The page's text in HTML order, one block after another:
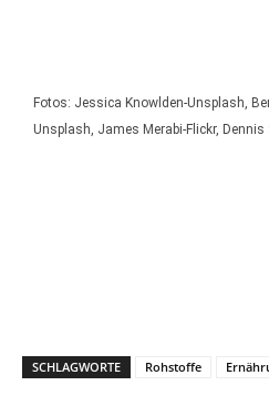
Fotos: Jessica Knowlden-Unsplash,
Unsplash, James Merabi-Flickr, Dennis
SCHLAGWORTE Rohstoffe